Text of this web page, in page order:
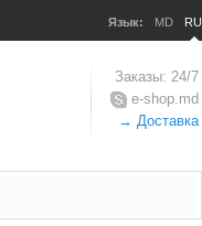
Язык: MD RU
Заказы: 24/7
e-shop.md
→ Доставка